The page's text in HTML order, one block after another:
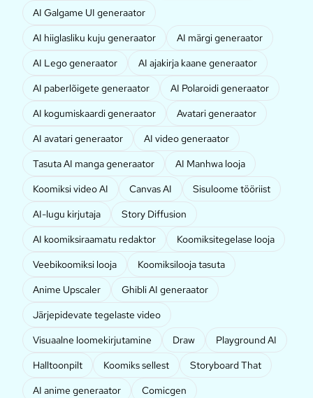
AI Galgame UI generaator
AI hiiglasliku kuju generaator
AI märgi generaator
AI Lego generaator
AI ajakirja kaane generaator
AI paberlõigete generaator
AI Polaroidi generaator
AI kogumiskaardi generaator
Avatari generaator
AI avatari generaator
AI video generaator
Tasuta AI manga generaator
AI Manhwa looja
Koomiksi video AI
Canvas AI
Sisuloome tööriist
AI-lugu kirjutaja
Story Diffusion
AI koomiksiraamatu redaktor
Koomiksitegelase looja
Veebikoomiksi looja
Koomiksilooja tasuta
Anime Upscaler
Ghibli AI generaator
Järjepidevate tegelaste video
Visuaalne loomekirjutamine
Draw
Playground AI
Halltoonpilt
Koomiks sellest
Storyboard That
AI anime generaator
Comicgen